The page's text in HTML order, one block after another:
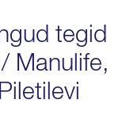
tegid
Manulife,